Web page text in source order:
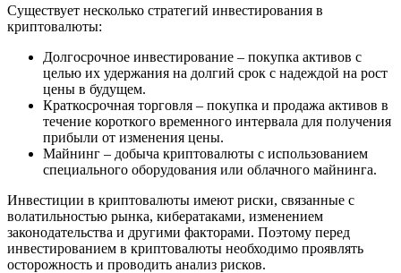
Существует несколько стратегий инвестирования в
криптовалюты:
Долгосрочное инвестирование – покупка активов с
целью их удержания на долгий срок с надеждой на рост
цены в будущем.
Краткосрочная торговля – покупка и продажа активов в
течение короткого временного интервала для получения
прибыли от изменения цены.
Майнинг – добыча криптовалюты с использованием
специального оборудования или облачного майнинга.
Инвестиции в криптовалюты имеют риски, связанные с
волатильностью рынка, кибератаками, изменением
законодательства и другими факторами. Поэтому перед
инвестированием в криптовалюты необходимо проявлять
осторожность и проводить анализ рисков.